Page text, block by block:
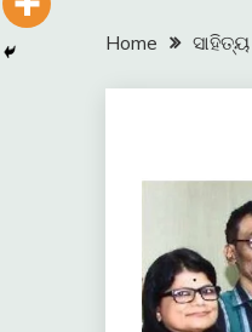
Home